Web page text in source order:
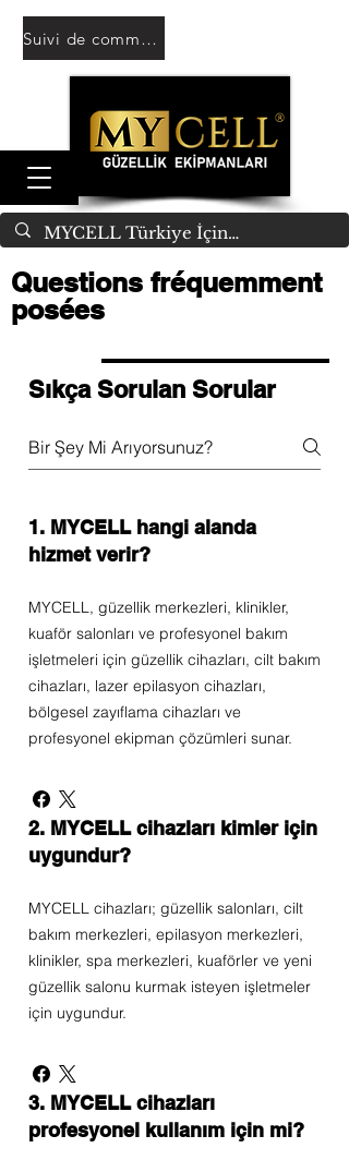
Suivi de commande
Questions fréquemment
posées
Sıkça Sorulan Sorular
1. MYCELL hangi alanda
hizmet verir?
MYCELL, güzellik merkezleri, klinikler,
kuaför salonları ve profesyonel bakım
işletmeleri için güzellik cihazları, cilt bakım
cihazları, lazer epilasyon cihazları,
bölgesel zayıflama cihazları ve
profesyonel ekipman çözümleri sunar.
2. MYCELL cihazları kimler için
uygundur?
MYCELL cihazları; güzellik salonları, cilt
bakım merkezleri, epilasyon merkezleri,
klinikler, spa merkezleri, kuaförler ve yeni
güzellik salonu kurmak isteyen işletmeler
için uygundur.
3. MYCELL cihazları
profesyonel kullanım için mi?